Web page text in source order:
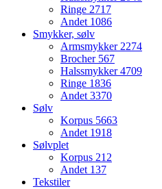
Ringe 2717
Andet 1086
Smykker, sølv
Armsmykker2274
Brocher 567
Halssmykker4709
Ringe 1836
Andet3370
Sølv
Korpus 5663
Andet 1918
Sølvplet
Korpus 212
Andet 137
Tekstiler